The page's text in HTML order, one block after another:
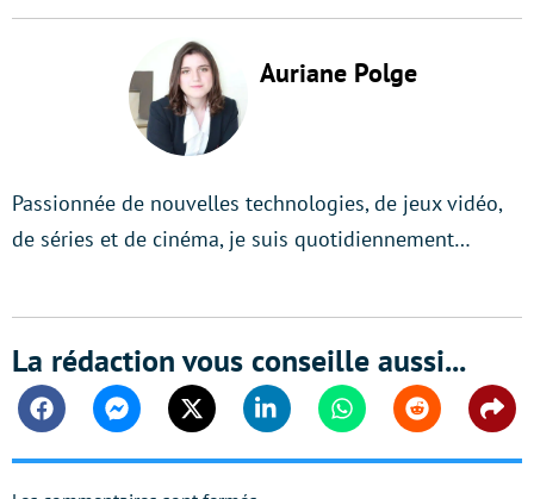
Auriane Polge
Passionnée de nouvelles technologies, de jeux vidéo,
de séries et de cinéma, je suis quotidiennement…
La rédaction vous conseille aussi...
FacebookMessengerTwitter Linkedin WhatsappReddit